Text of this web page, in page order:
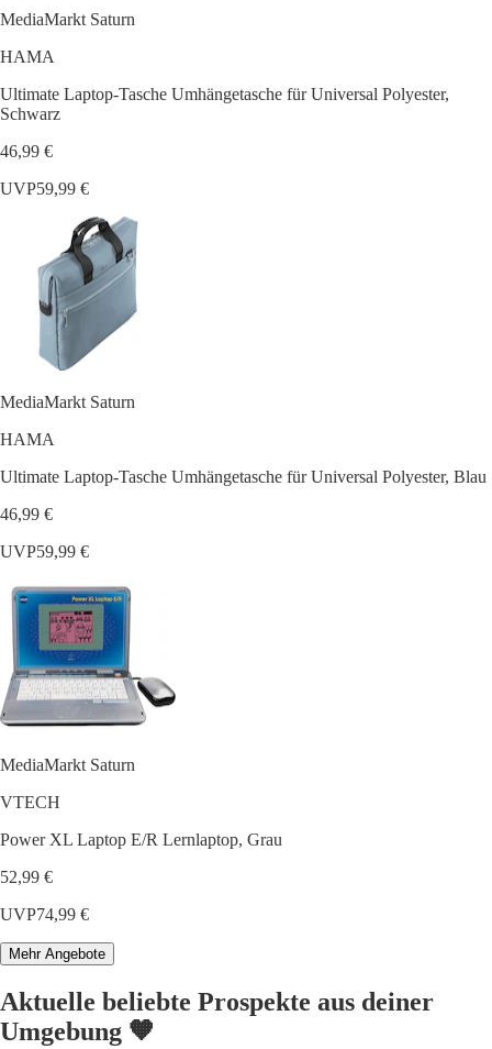
MediaMarkt Saturn
HAMA
Ultimate Laptop-Tasche Umhängetasche für Universal Polyester,
Schwarz
46,99 €
UVP59,99 €
MediaMarkt Saturn
HAMA
Ultimate Laptop-Tasche Umhängetasche für Universal Polyester, Blau
46,99 €
UVP59,99 €
MediaMarkt Saturn
VTECH
Power XL Laptop E/R Lernlaptop, Grau
52,99 €
UVP74,99 €
Mehr Angebote
Aktuelle beliebte Prospekte aus deiner
Umgebung 🧡